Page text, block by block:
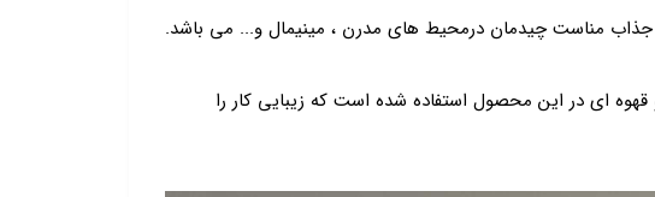
مناست چیدمان درمحیط های مدرن ، مینیمال و... می باشد.
ای در این محصول استفاده شده است که زیبایی کار را